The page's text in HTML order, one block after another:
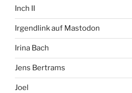
Inch II
Irgendlink auf Mastodon
Irina Bach
Jens Bertrams
Joel